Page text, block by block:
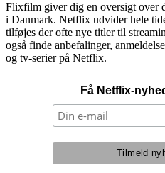
Flixfilm giver dig en oversigt over
i Danmark. Netflix udvider hele
tilføjes der ofte nye titler til
også finde anbefalinger,
og tv-serier på Netflix.
Få Netflix-